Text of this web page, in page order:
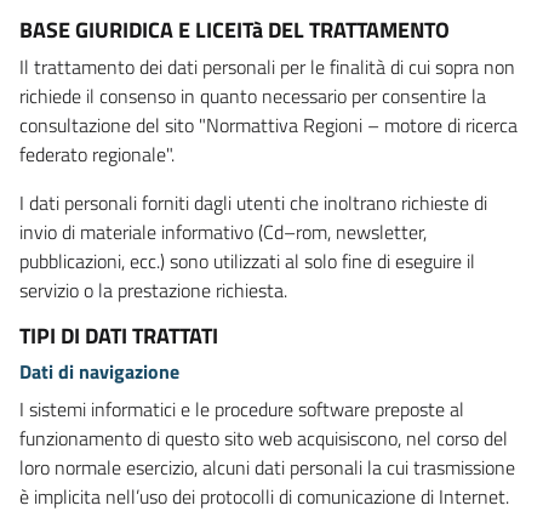
BASE GIURIDICA E LICEITà DEL TRATTAMENTO
Il trattamento dei dati personali per le finalità di cui sopra non
richiede il consenso in quanto necessario per consentire la
consultazione del sito "Normattiva Regioni – motore di ricerca
federato regionale".
I dati personali forniti dagli utenti che inoltrano richieste di
invio di materiale informativo (Cd–rom, newsletter,
pubblicazioni, ecc.) sono utilizzati al solo fine di eseguire il
servizio o la prestazione richiesta.
TIPI DI DATI TRATTATI
Dati di navigazione
I sistemi informatici e le procedure software preposte al
funzionamento di questo sito web acquisiscono, nel corso del
loro normale esercizio, alcuni dati personali la cui trasmissione
è implicita nell’uso dei protocolli di comunicazione di Internet.